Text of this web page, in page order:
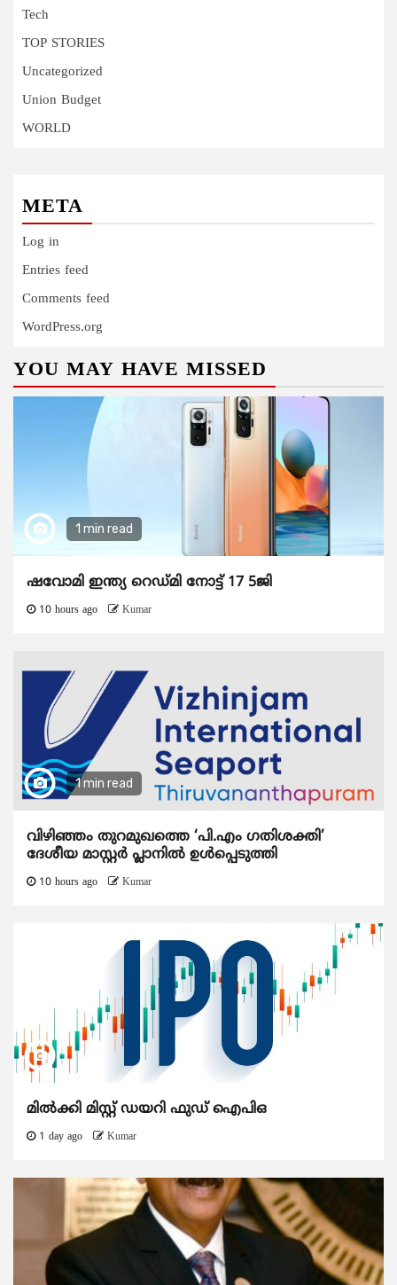
Tech
TOP STORIES
Uncategorized
Union Budget
WORLD
META
Log in
Entries feed
Comments feed
WordPress.org
YOU MAY HAVE MISSED
1 min read
ഷവോമി ഇന്ത്യ റെഡ്മി നോട്ട് 17 5ജി
10 hours ago Kumar
1 min read
വിഴിഞ്ഞം തുറമുഖത്തെ ‘പി.എം ഗതിശക്തി’
ദേശീയ മാസ്റ്റർ പ്ലാനിൽ ഉൾപ്പെടുത്തി
10 hours ago Kumar
മിൽക്കി മിസ്റ്റ് ഡയറി ഫുഡ് ഐപിഒ
1 day ago Kumar